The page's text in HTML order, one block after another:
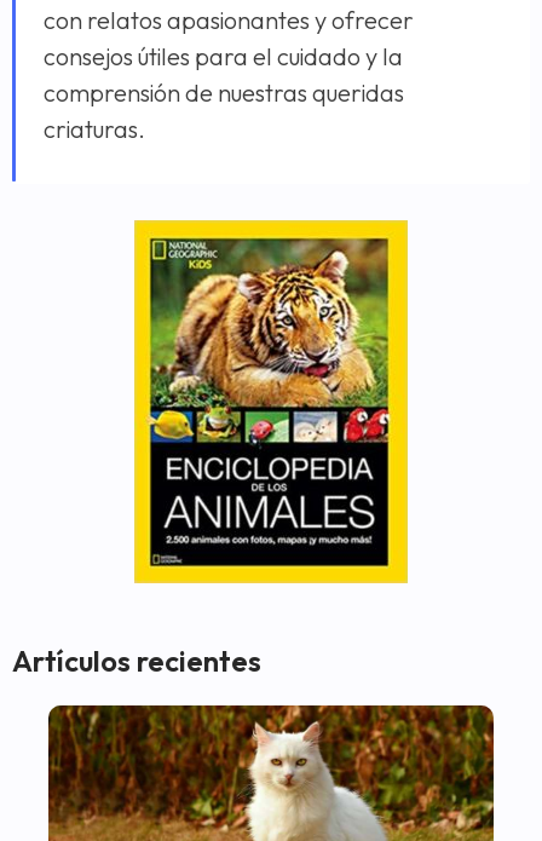
con relatos apasionantes y ofrecer
consejos útiles para el cuidado y la
comprensión de nuestras queridas
criaturas.
Artículos recientes